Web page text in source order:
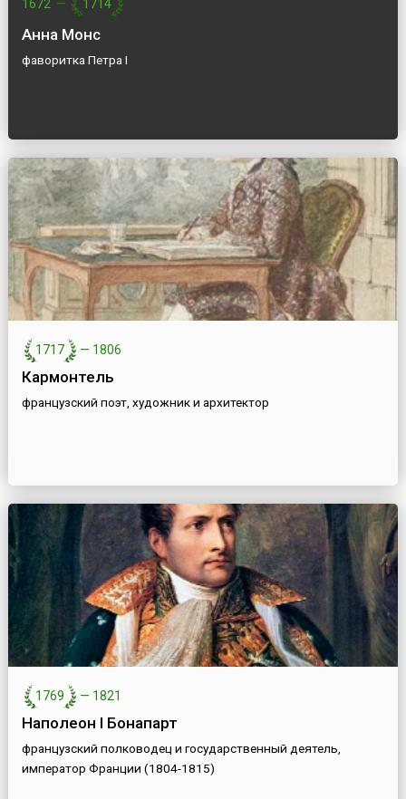
1672 — 1714
Анна Монс
фаворитка Петра I
1717 — 1806
Кармонтель
французский поэт, художник и архитектор
1769 — 1821
Наполеон I Бонапарт
французский полководец и государственный деятель,
император Франции (1804-1815)